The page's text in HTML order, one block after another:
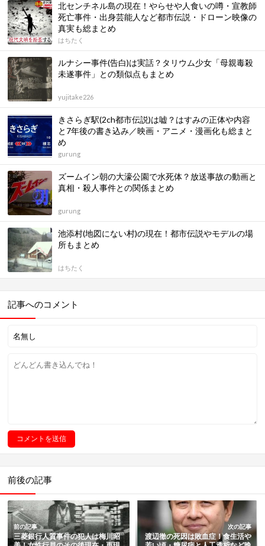
北センチネル島の現在！やらせや人食いの噂・宣教師
死亡事件・出身芸能人など都市伝説・ドローン映像の
真実も総まとめ
はちたく
ルナシー事件(告白)は実話？タリウム少女「母親毒殺
未遂事件」との類似点もまとめ
yujitake226
きさらぎ駅(2ch都市伝説)は嘘？はすみの正体や内容
と7年後の書き込み／映画・アニメ・漫画化も総まと
め
gurung
ズームイン朝の大濠公園で水死体？放送事故の動画と
真相・殺人事件との関係まとめ
gurung
池添村(地図にない村)の現在！都市伝説やモデルの場
所もまとめ
はちたく
記事へのコメント
前後の記事
前の記事
三菱銀行人質事件の犯人は梅川昭
次の記事
渡辺徹の死因は敗血症！食生活や